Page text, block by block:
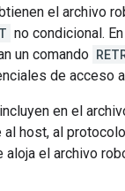
el archivo
no condicional.
un comando
de acceso
en el
al host, al
aloja el archivo